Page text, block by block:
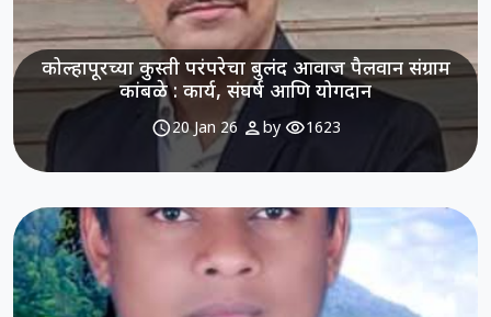
कोल्हापूरच्या कुस्ती परंपरेचा बुलंद आवाज पैलवान संग्राम
कांबळे : कार्य, संघर्ष आणि योगदान
schedule20 Jan 26 personby visibility1623